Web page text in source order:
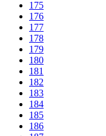
175
176
177
178
179
180
181
182
183
184
185
186